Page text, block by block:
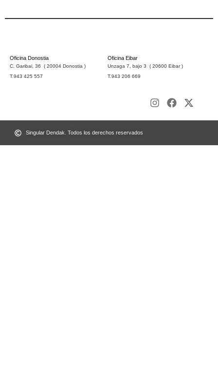
Oficina Donostia
C. Garibai, 36 ( 20004 Donostia )
T.943 425 557
Oficina Eibar
Unzaga 7, bajo 3 ( 20600 Eibar )
T.943 206 669
Singular Dendak. Todos los derechos reservados